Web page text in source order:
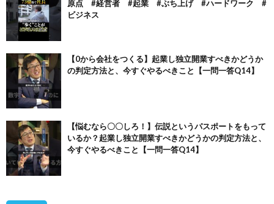
原点 #経営者 #起業 #ぶち上げ #ハードワーク #
ビジネス
【0から会社をつくる】起業し独立開業すべきかどうか
の判定方法と、今すぐやるべきこと【一問一答Q14】
【悩むなら〇〇しろ！】伝説というパスポートをもって
いるか？起業し独立開業すべきかどうかの判定方法と、
今すぐやるべきこと【一問一答Q14】